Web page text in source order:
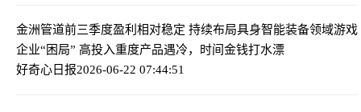
金洲管道前三季度盈利相对稳定 持续布局具身智能装备领域游戏
企业“困局” 高投入重度产品遇冷，时间金钱打水漂
好奇心日报2026-06-22 07:44:51